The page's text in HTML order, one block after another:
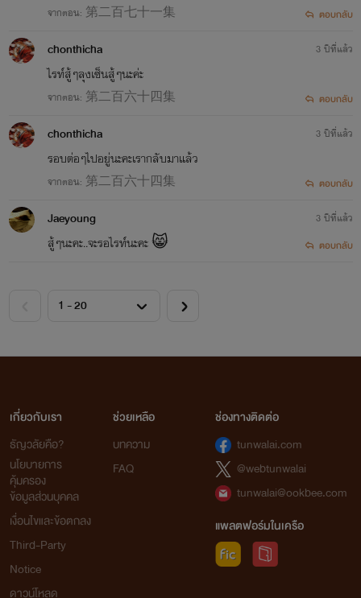
จากตอน: 第二百七十一集 ตอบกลับ
chonthicha
ไรท์สู้ๆลุงเซ็นสู้ๆนะค่ะ
จากตอน: 第二百六十四集
3 ปีที่แล้ว
ตอบกลับ
chonthicha
รอบต่อๆไปอยู่นะคะเรากลับมาแล้ว
จากตอน: 第二百六十四集
3 ปีที่แล้ว
ตอบกลับ
Jaeyoung
สู้ๆนะคะ..จะรอไรท์นะคะ 😸
3 ปีที่แล้ว
ตอบกลับ
เกี่ยวกับเรา
ธัญวลัยคือ?
นโยบายการ
คุ้มครอง
ข้อมูลส่วนบุคคล
เงื่อนไขและข้อตกลง
Third-Party
Notice
ดาวน์โหลด
ช่วยเหลือ
บทความ
FAQ
ช่องทางติดต่อ
tunwalai.com
@webtunwalai
tunwalai@ookbee.com
แพลตฟอร์มในเครือ